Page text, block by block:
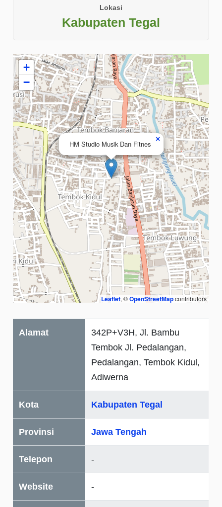
Lokasi
Kabupaten Tegal
HM Studio Musik Dan Fitnes
×
+
−
Leaflet, ©OpenStreetMapcontributors
Alamat
342P+V3H, Jl. Bambu
Tembok Jl. Pedalangan,
Pedalangan, Tembok Kidul,
Adiwerna
Kota Kabupaten Tegal
Provinsi Jawa Tengah
Telepon -
Website -